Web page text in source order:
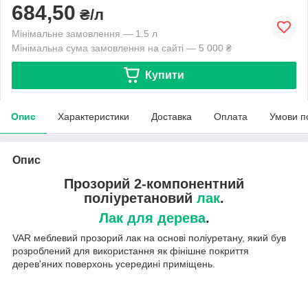
684,50 ₴/л
Мінімальне замовлення — 1.5 л
Мінімальна сума замовлення на сайті — 5 000 ₴
Купити
Опис Характеристики Доставка Оплата Умови
Опис
Прозорий 2-компонентний
поліуретановий лак.
Лак для дерева.
VAR меблевий прозорий лак на основі поліуретану, який був
розроблений для використання як фінішне покриття
дерев'яних поверхонь усередині приміщень.